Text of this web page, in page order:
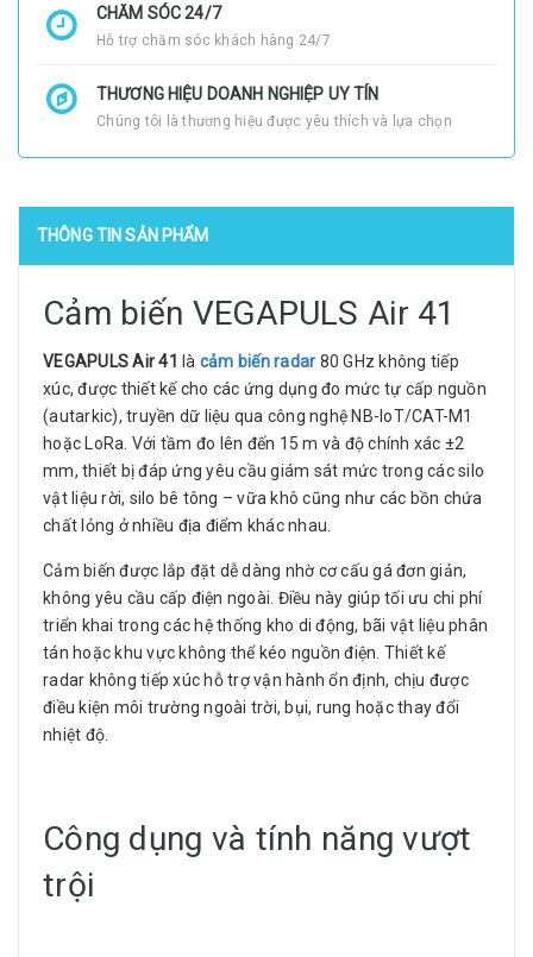
CHĂM SÓC 24/7
Hỗ trợ chăm sóc khách hàng 24/7
THƯƠNG HIỆU DOANH NGHIỆP UY TÍN
Chúng tôi là thương hiệu được yêu thích và lựa chọn
THÔNG TIN SẢN PHẨM
Cảm biến VEGAPULS Air 41
VEGAPULS Air 41 là cảm biến radar 80 GHz không tiếp
xúc, được thiết kế cho các ứng dụng đo mức tự cấp nguồn
(autarkic), truyền dữ liệu qua công nghệ NB-IoT/CAT-M1
hoặc LoRa. Với tầm đo lên đến 15 m và độ chính xác ±2
mm, thiết bị đáp ứng yêu cầu giám sát mức trong các silo
vật liệu rời, silo bê tông – vữa khô cũng như các bồn chứa
chất lỏng ở nhiều địa điểm khác nhau.
Cảm biến được lắp đặt dễ dàng nhờ cơ cấu gá đơn giản,
không yêu cầu cấp điện ngoài. Điều này giúp tối ưu chi phí
triển khai trong các hệ thống kho di động, bãi vật liệu phân
tán hoặc khu vực không thể kéo nguồn điện. Thiết kế
radar không tiếp xúc hỗ trợ vận hành ổn định, chịu được
điều kiện môi trường ngoài trời, bụi, rung hoặc thay đổi
nhiệt độ.
Công dụng và tính năng vượt
trội